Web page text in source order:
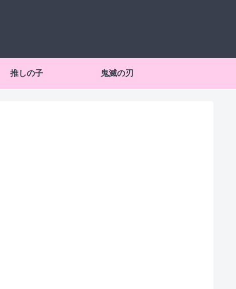
推しの子 鬼滅の刃